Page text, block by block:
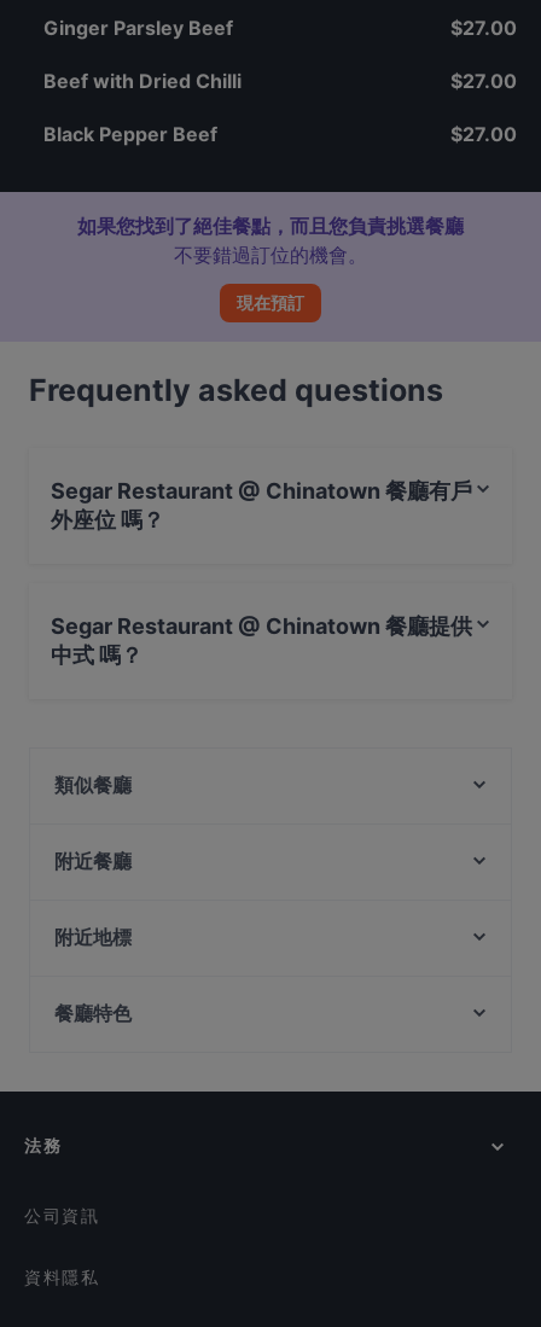
Ginger Parsley Beef $27.00
Beef with Dried Chilli $27.00
Black Pepper Beef $27.00
如果您找到了絕佳餐點，而且您負責挑選餐廳
不要錯過訂位的機會。
現在預訂
Frequently asked questions
Segar Restaurant @ Chinatown 餐廳有戶
外座位 嗎？
Segar Restaurant @ Chinatown 餐廳提供
中式 嗎？
類似餐廳
Shu Yan Sichuan Cuisine 蜀宴
Rong Fu Ji Hai Xian Xiao Guan 荣福记海鲜小馆
Guo Jiang 锅匠
Shi San Yao 食叁妖 - 泡椒三绝
附近餐廳
Feng Xiao Zhang Hotpot 冯校长成都老火锅 -
Beppu Menkan
Mazzo Restaurant & Bar
附近地標
Peranakan Museum, 新加坡
餐廳特色
在 新加坡 的 休閒餐廳
法務
公司資訊
資料隱私